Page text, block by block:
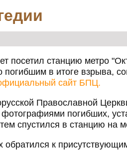
посетил станцию метро
в итоге взрыва,
сайт БПЦ.
Православной
фотографиями погибших,
спустился в станцию на
обратился к